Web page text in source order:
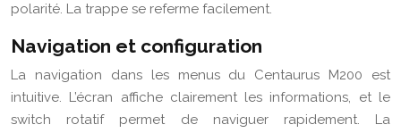
polarité. La trappe se referme facilement.
Navigation et configuration
La navigation dans les menus du Centaurus M200 est
intuitive. L’écran affiche clairement les informations, et le
switch rotatif permet de naviguer rapidement. La